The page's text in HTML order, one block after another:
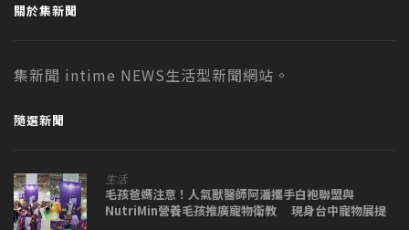
關於集新聞
集新聞 intime NEWS生活型新聞網站。
隨選新聞
生活
毛孩爸媽注意！人氣獸醫師阿潘攜手白袍聯盟與
NutriMin營養毛孩推廣寵物衛教 現身台中寵物展提